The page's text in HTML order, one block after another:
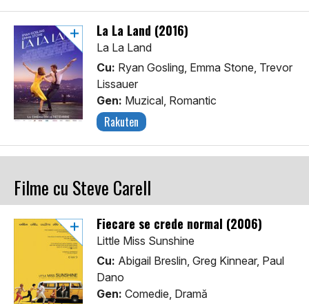
La La Land (2016)
La La Land
Cu: Ryan Gosling, Emma Stone, Trevor
Lissauer
Gen: Muzical, Romantic
Rakuten
Filme cu Steve Carell
Fiecare se crede normal (2006)
Little Miss Sunshine
Cu: Abigail Breslin, Greg Kinnear, Paul
Dano
Gen: Comedie, Dramă